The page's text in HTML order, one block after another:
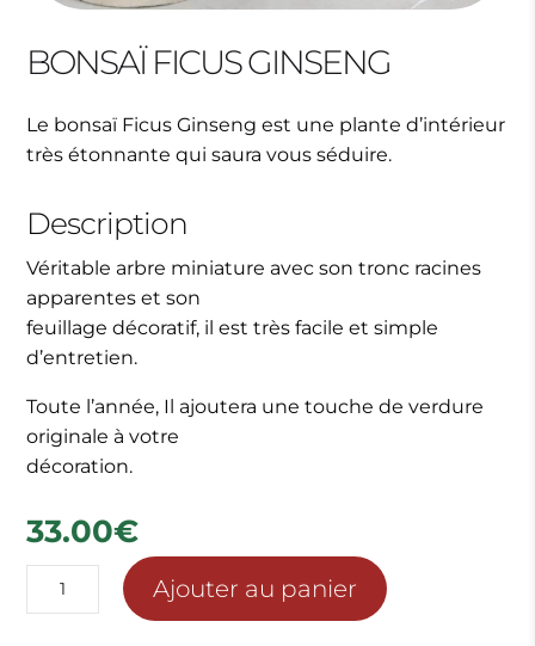
BONSAÏ FICUS GINSENG
Le bonsaï Ficus Ginseng est une plante d’intérieur
très étonnante qui saura vous séduire.
Description
Véritable arbre miniature avec son tronc racines
apparentes et son
feuillage décoratif, il est très facile et simple
d’entretien.
Toute l’année, Il ajoutera une touche de verdure
originale à votre
décoration.
33.00€
quantité
de
Ajouter au panier